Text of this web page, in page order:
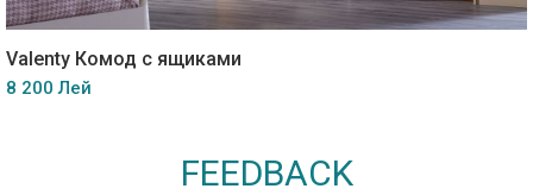
Valenty Комод с ящиками
8 200 Лей
FEEDBACK